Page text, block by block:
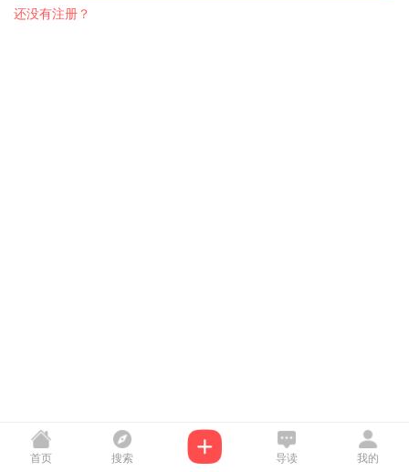
还没有注册？
首页 搜索 导读 我的